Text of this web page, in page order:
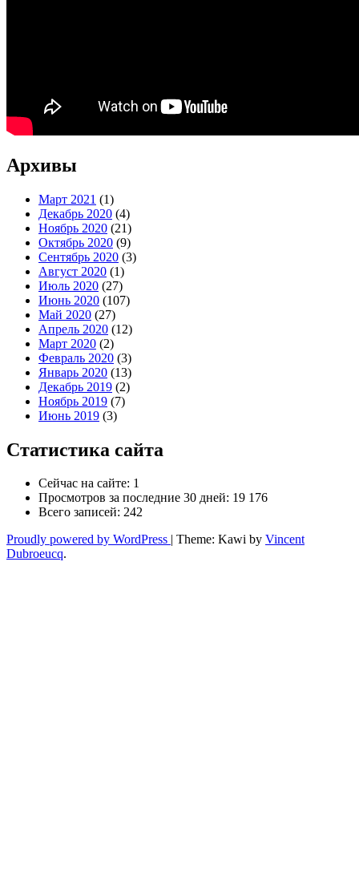
Архивы
Март 2021 (1)
Декабрь 2020 (4)
Ноябрь 2020 (21)
Октябрь 2020 (9)
Сентябрь 2020 (3)
Август 2020 (1)
Июль 2020 (27)
Июнь 2020 (107)
Май 2020 (27)
Апрель 2020 (12)
Март 2020 (2)
Февраль 2020 (3)
Январь 2020 (13)
Декабрь 2019 (2)
Ноябрь 2019 (7)
Июнь 2019 (3)
Статистика сайта
Сейчас на сайте: 1
Просмотров за последние 30 дней: 19 176
Всего записей: 242
Proudly powered by WordPress | Theme: Kawi by Vincent
Dubroeucq.